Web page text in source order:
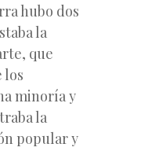
hubo dos
la
que
los
minoría y
la
popular y